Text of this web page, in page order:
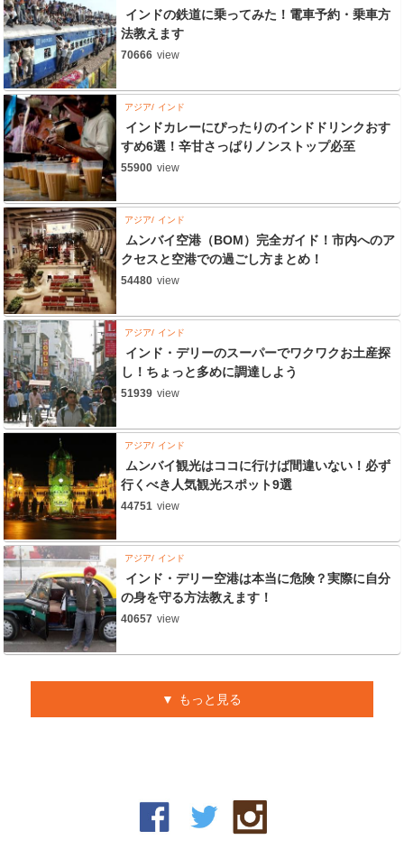
インドの鉄道に乗ってみた！電車予約・乗車方
法教えます
70666 view
アジア インド
インドカレーにぴったりのインドドリンクおす
すめ6選！辛甘さっぱりノンストップ必至
55900 view
アジア インド
ムンバイ空港（BOM）完全ガイド！市内へのア
クセスと空港での過ごし方まとめ！
54480 view
アジア インド
インド・デリーのスーパーでワクワクお土産探
し！ちょっと多めに調達しよう
51939 view
アジア インド
ムンバイ観光はココに行けば間違いない！必ず
行くべき人気観光スポット9選
44751 view
アジア インド
インド・デリー空港は本当に危険？実際に自分
の身を守る方法教えます！
40657 view
もっと見る